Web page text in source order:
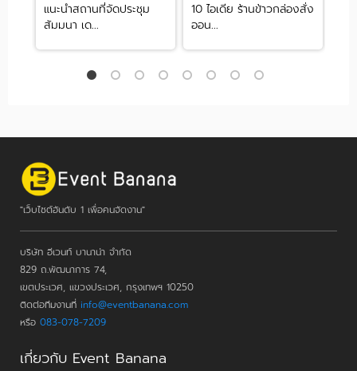
แนะนำสถานที่จัดประชุม
สัมมนา เด...
10 ไอเดีย ร้านข้าวกล่องสั่ง
ออน...
"เว็บไซต์อันดับ 1 เพื่อคนจัดงาน"
บริษัท อีเวนท์ บานาน่า จำกัด
829 ถ.พัฒนาการ 74,
เขตประเวศ, แขวงประเวศ, กรุงเทพฯ 10250
ติดต่อทีมงานที่ info@eventbanana.com
หรือ 083-078-7209
เกี่ยวกับ Event Banana